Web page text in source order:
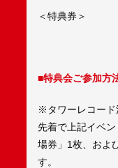
＜特典券＞
■特典会ご参加方
※タワーレコード
先着で上記イベ
場券」1枚、およ
す。